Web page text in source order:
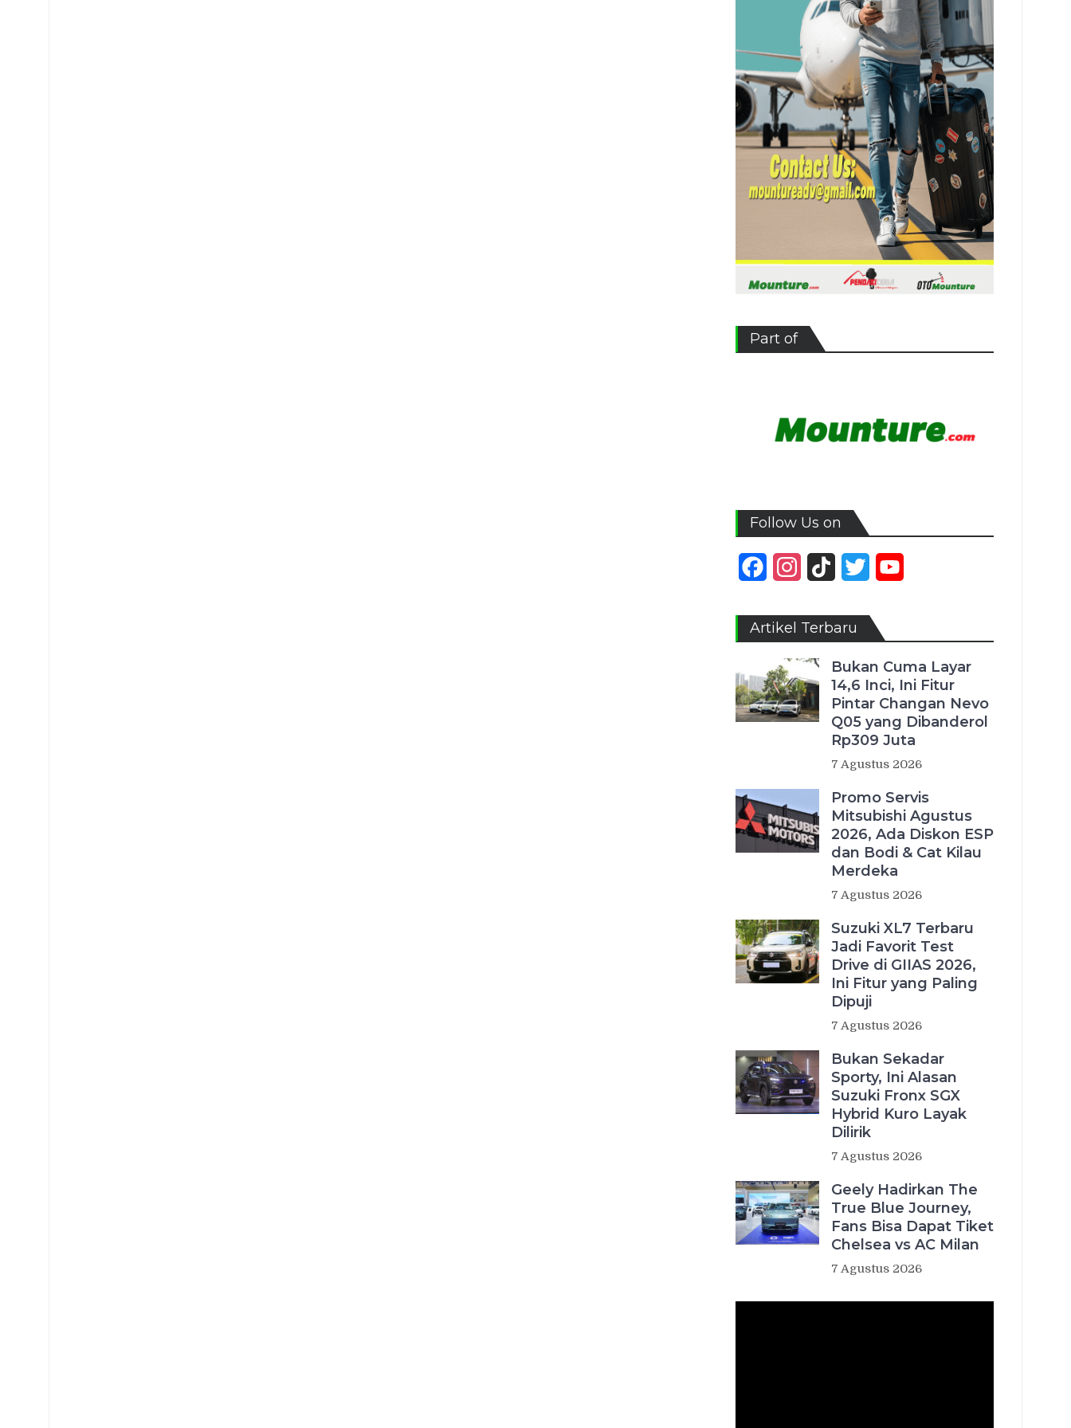
Part of
Follow Us on
FacebookInstagram
TikTok Twitter
Artikel Terbaru
Bukan Cuma Layar
14,6 Inci, Ini Fitur
Pintar Changan Nevo
Q05 yang Dibanderol
Rp309 Juta
7 Agustus 2026
Promo Servis
Mitsubishi Agustus
2026, Ada Diskon ESP
dan Bodi & Cat Kilau
Merdeka
7 Agustus 2026
Suzuki XL7 Terbaru
Jadi Favorit Test
Drive di GIIAS 2026,
Ini Fitur yang Paling
Dipuji
7 Agustus 2026
Bukan Sekadar
Sporty, Ini Alasan
Suzuki Fronx SGX
Hybrid Kuro Layak
Dilirik
7 Agustus 2026
Geely Hadirkan The
True Blue Journey,
Fans Bisa Dapat Tiket
Chelsea vs AC Milan
7 Agustus 2026